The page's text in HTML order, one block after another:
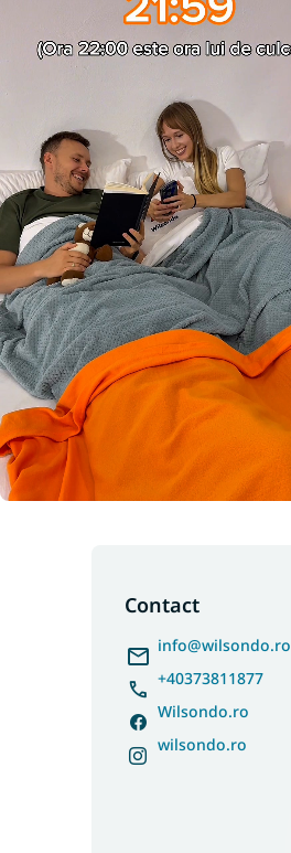
Contact
info@wilsondo.ro
+40373811877
Wilsondo.ro
wilsondo.ro